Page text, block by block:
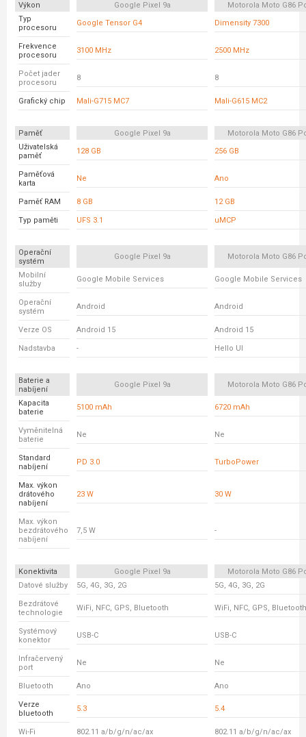
Výkon Google Pixel 9a
Motorola Moto G86
Typ
procesoru
Google Tensor G4 Dimensity 7300
Frekvence
procesoru
3100 MHz 2500 MHz
Počet jader
procesoru
8 8
Grafický chip Mali-G715 MC7 Mali-G615 MC2
Paměť Google Pixel 9a
Motorola Moto G86
Uživatelská
paměť
128 GB 256 GB
Paměťová
karta
Ne Ano
Paměť RAM 8 GB 12 GB
Typ paměti UFS 3.1 uMCP
Operační
systém
Google Pixel 9a Motorola Moto G86
Mobilní
služby
Google Mobile Services Google Mobile Services
Operační
systém
Android Android
Verze OS Android 15 Android 15
Nadstavba - Hello UI
Baterie a
nabíjení
Google Pixel 9a Motorola Moto G86
Kapacita
baterie
5100 mAh 6720 mAh
Vyměnitelná
baterie
Ne Ne
Standard
nabíjení
PD 3.0 TurboPower
Max. výkon
drátového
nabíjení
23 W 30 W
Max. výkon
bezdrátového
nabíjení
7,5 W -
Konektivita Google Pixel 9a
Motorola Moto G86
Datové služby
5G, 4G, 3G, 2G 5G, 4G, 3G, 2G
Bezdrátové
technologie
WiFi, NFC, GPS, Bluetooth WiFi, NFC, GPS, Bluetooth
Systémový
konektor
USB-C USB-C
Infračervený
port
Ne Ne
Bluetooth Ano Ano
Verze
bluetooth
5.3 5.4
Wi-Fi 802.11 a/b/g/n/ac/ax 802.11 a/b/g/n/ac/ax